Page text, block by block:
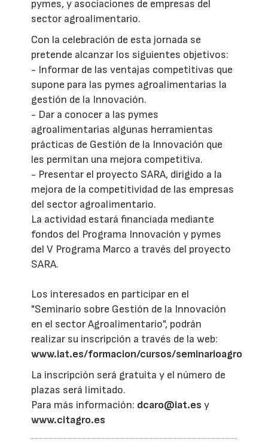
pymes, y asociaciones de empresas del
sector agroalimentario.
Con la celebración de esta jornada se
pretende alcanzar los siguientes objetivos:
- Informar de las ventajas competitivas que
supone para las pymes agroalimentarias la
gestión de la Innovación.
- Dar a conocer a las pymes
agroalimentarias algunas herramientas
prácticas de Gestión de la Innovación que
les permitan una mejora competitiva.
- Presentar el proyecto SARA, dirigido a la
mejora de la competitividad de las empresas
del sector agroalimentario.
La actividad estará financiada mediante
fondos del Programa Innovación y pymes
del V Programa Marco a través del proyecto
SARA.
Los interesados en participar en el
"Seminario sobre Gestión de la Innovación
en el sector Agroalimentario", podrán
realizar su inscripción a través de la web:
www.iat.es/formacion/cursos/seminarioagro
La inscripción será gratuita y el número de
plazas será limitado.
Para más información: dcaro@iat.es y
www.citagro.es